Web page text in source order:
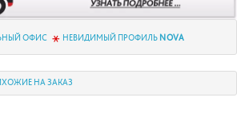
ОФИС НЕВИДИМЫЙ ПРОФИЛЬ NOVA
НА ЗАКАЗ